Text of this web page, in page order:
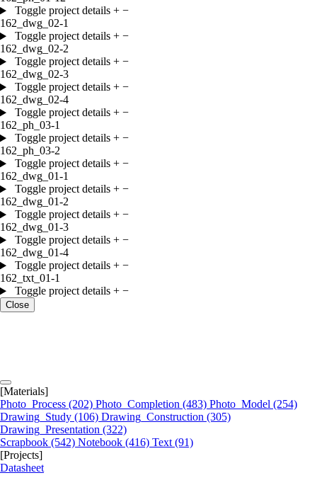
Toggle project details + −
162_dwg_02-1
Toggle project details + −
162_dwg_02-2
Toggle project details + −
162_dwg_02-3
Toggle project details + −
162_dwg_02-4
Toggle project details + −
162_ph_03-1
Toggle project details + −
162_ph_03-2
Toggle project details + −
162_dwg_01-1
Toggle project details + −
162_dwg_01-2
Toggle project details + −
162_dwg_01-3
Toggle project details + −
162_dwg_01-4
Toggle project details + −
162_txt_01-1
Toggle project details + −
Close
[Materials]
Photo_Process (202) Photo_Completion (483) Photo_Model (254)
Drawing_Study (106) Drawing_Construction (305)
Drawing_Presentation (322)
Scrapbook (542) Notebook (416) Text (91)
[Projects]
Datasheet